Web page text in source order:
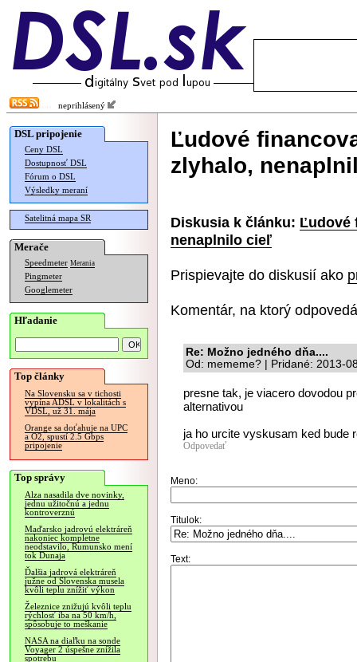
neprihlásený
DSL pripojenie
Ceny DSL
Dostupnosť DSL
Fórum o DSL
Výsledky meraní
Satelitná mapa SR
Merače
Speedmeter Merania
Pingmeter
Googlemeter
Hľadanie
Top články
Na Slovensku sa v tichosti
vypína ADSL v lokalitách s
VDSL, už 31. mája
Orange sa doťahuje na UPC
a O2, spustí 2.5 Gbps
pripojenie
Top správy
Alza nasadila dve novinky,
jednu užitočnú a jednu
kontroverznú
Maďarsko jadrovú elektráreň
nakoniec kompletne
neodstavilo, Rumunsko mení
tok Dunaja
Ďalšia jadrová elektráreň
južne od Slovenska musela
kvôli teplu znížiť výkon
Železnice znižujú kvôli teplu
rýchlosť iba na 50 km/h,
spôsobuje to meškanie
NASA na diaľku na sonde
Voyager 2 úspešne znížila
spotrebu
Ľudové
zlyhalo,
Diskusia k článku: Ľudové
nenaplnilo cieľ
Prispievajte do diskusií ako
Komentár, na ktorý
Re: Možno jedného dňa....
Od: mememe? | Pridané: 2013-
presne tak, je viacero dovodou
alternativou
ja ho urcite vyskusam ked bude
Odpovedať
Meno:
Titulok:
Text: